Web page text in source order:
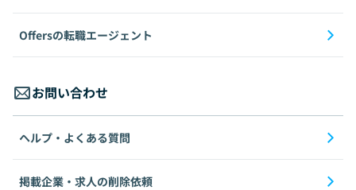
Offersの転職エージェント
お問い合わせ
ヘルプ・よくある質問
掲載企業・求人の削除依頼